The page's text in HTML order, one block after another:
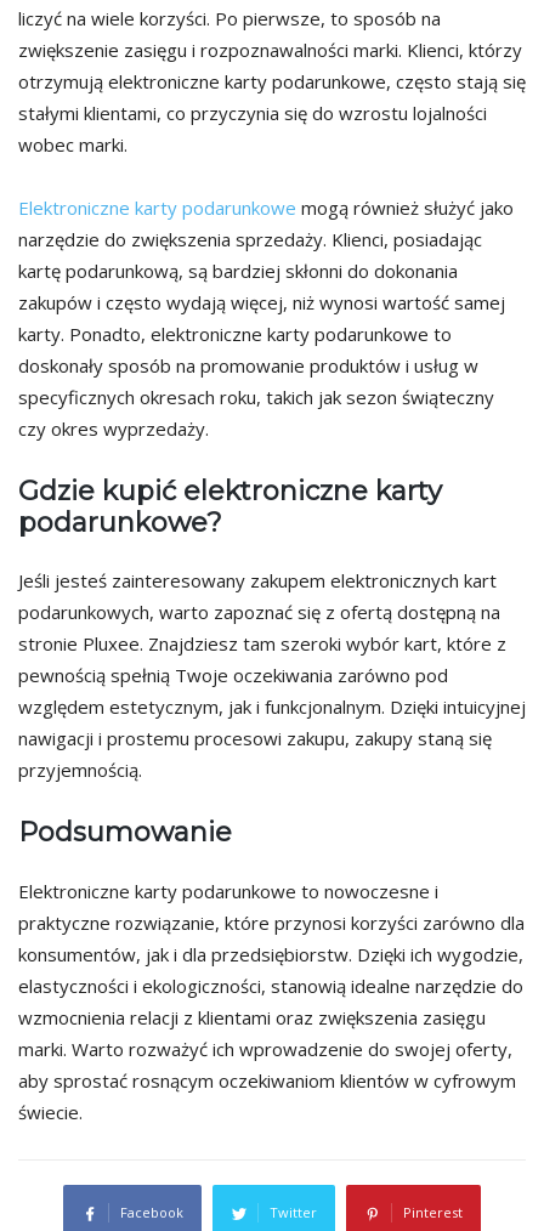
liczyć na wiele korzyści. Po pierwsze, to sposób na
zwiększenie zasięgu i rozpoznawalności marki. Klienci, którzy
otrzymują elektroniczne karty podarunkowe, często stają się
stałymi klientami, co przyczynia się do wzrostu lojalności
wobec marki.
Elektroniczne karty podarunkowe mogą również służyć jako
narzędzie do zwiększenia sprzedaży. Klienci, posiadając
kartę podarunkową, są bardziej skłonni do dokonania
zakupów i często wydają więcej, niż wynosi wartość samej
karty. Ponadto, elektroniczne karty podarunkowe to
doskonały sposób na promowanie produktów i usług w
specyficznych okresach roku, takich jak sezon świąteczny
czy okres wyprzedaży.
Gdzie kupić elektroniczne karty
podarunkowe?
Jeśli jesteś zainteresowany zakupem elektronicznych kart
podarunkowych, warto zapoznać się z ofertą dostępną na
stronie Pluxee. Znajdziesz tam szeroki wybór kart, które z
pewnością spełnią Twoje oczekiwania zarówno pod
względem estetycznym, jak i funkcjonalnym. Dzięki intuicyjnej
nawigacji i prostemu procesowi zakupu, zakupy staną się
przyjemnością.
Podsumowanie
Elektroniczne karty podarunkowe to nowoczesne i
praktyczne rozwiązanie, które przynosi korzyści zarówno dla
konsumentów, jak i dla przedsiębiorstw. Dzięki ich wygodzie,
elastyczności i ekologiczności, stanowią idealne narzędzie do
wzmocnienia relacji z klientami oraz zwiększenia zasięgu
marki. Warto rozważyć ich wprowadzenie do swojej oferty,
aby sprostać rosnącym oczekiwaniom klientów w cyfrowym
świecie.
Facebook Twitter Pinterest